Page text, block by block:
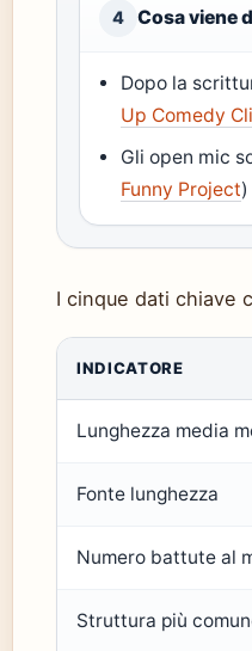
4 Cosa viene
Dopo la
Up Comedy
Gli open mic
Funny Project)
I cinque dati chiave
INDICATORE
Lunghezza media
Fonte lunghezza
Numero battute al
Struttura più